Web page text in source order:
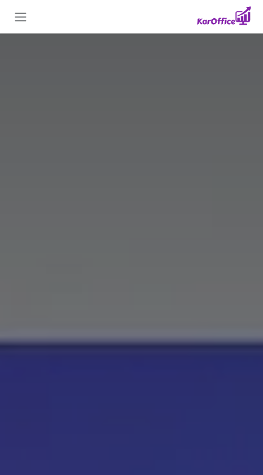
Skip to Content